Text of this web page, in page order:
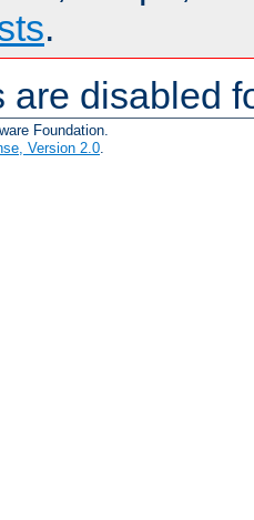
.
are disabled
Foundation.
Version 2.0